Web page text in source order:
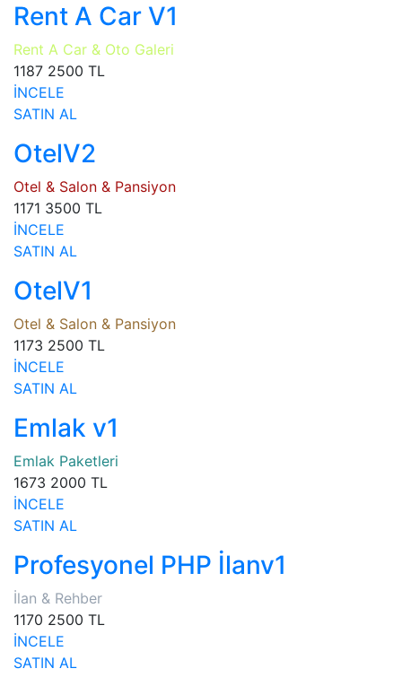
Rent A Car V1
Rent A Car & Oto Galeri
1187 2500 TL
İNCELE
SATIN AL
OtelV2
Otel & Salon & Pansiyon
1171 3500 TL
İNCELE
SATIN AL
OtelV1
Otel & Salon & Pansiyon
1173 2500 TL
İNCELE
SATIN AL
Emlak v1
Emlak Paketleri
1673 2000 TL
İNCELE
SATIN AL
Profesyonel PHP İlanv1
İlan & Rehber
1170 2500 TL
İNCELE
SATIN AL